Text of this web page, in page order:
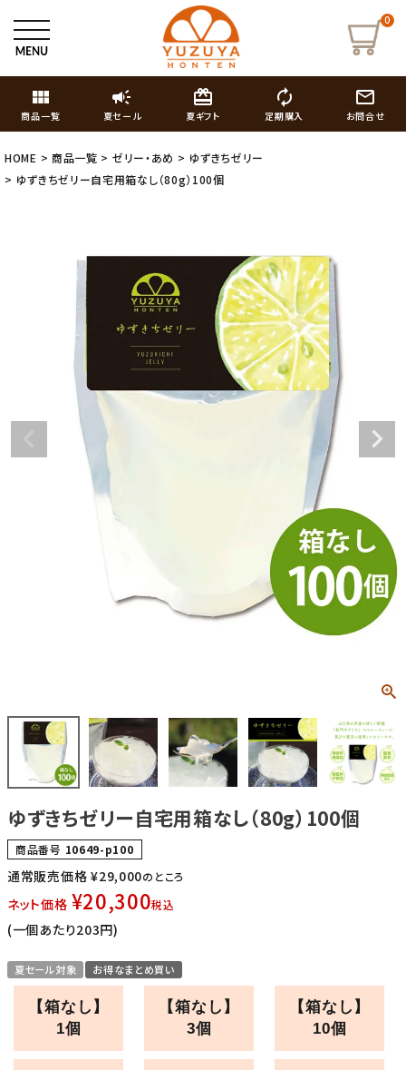
0
view_module
商品一覧
campaign
夏セール
card_giftcard
夏ギフト
autorenew
定期購入
mail_outline
お問合せ
HOME 商品一覧 ゼリー・あめ
ゆずきちゼリー
ゆずきちゼリー自宅用箱なし（80g）100個
ゆずきちゼリー自宅用箱なし（80g）100個
商品番号 10649-p100
通常販売価格 ¥29,000のところ
ネット価格 ¥20,300税込
(一個あたり203円)
夏セール対象 お得なまとめ買い
【箱なし】
1個
【箱なし】
3個
【箱なし】
10個